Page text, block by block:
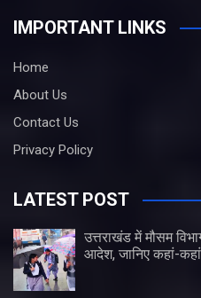
IMPORTANT LINKS
Home
About Us
Contact Us
Privacy Policy
LATEST POST
उत्तराखंड में मौसम
आदेश, जानिए कहां-कहां